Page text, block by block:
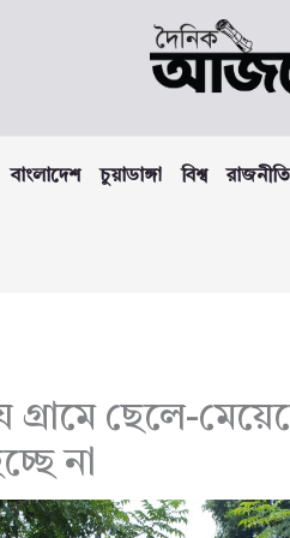
বাংলাদেশ চুয়াডাঙ্গা বিশ্ব রাজনীতি
গ্রামে ছেলে-
না